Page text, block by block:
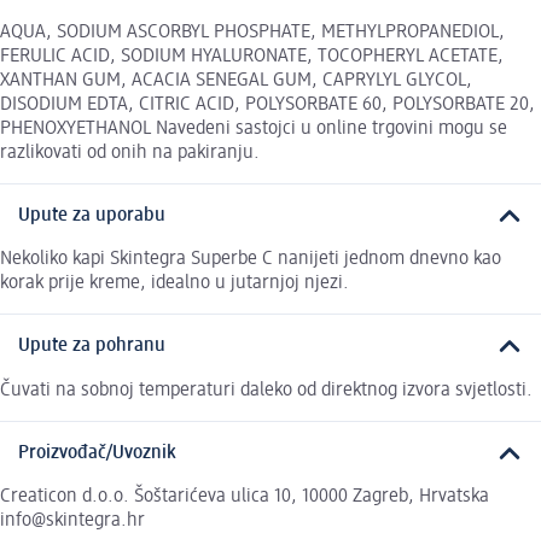
AQUA, SODIUM ASCORBYL PHOSPHATE, METHYLPROPANEDIOL,
FERULIC ACID, SODIUM HYALURONATE, TOCOPHERYL ACETATE,
XANTHAN GUM, ACACIA SENEGAL GUM, CAPRYLYL GLYCOL,
DISODIUM EDTA, CITRIC ACID, POLYSORBATE 60, POLYSORBATE 20,
PHENOXYETHANOL Navedeni sastojci u online trgovini mogu se
razlikovati od onih na pakiranju.
Upute za uporabu
Nekoliko kapi Skintegra Superbe C nanijeti jednom dnevno kao
korak prije kreme, idealno u jutarnjoj njezi.
Upute za pohranu
Čuvati na sobnoj temperaturi daleko od direktnog izvora svjetlosti.
Proizvođač/Uvoznik
Creaticon d.o.o. Šoštarićeva ulica 10, 10000 Zagreb, Hrvatska
info@skintegra.hr